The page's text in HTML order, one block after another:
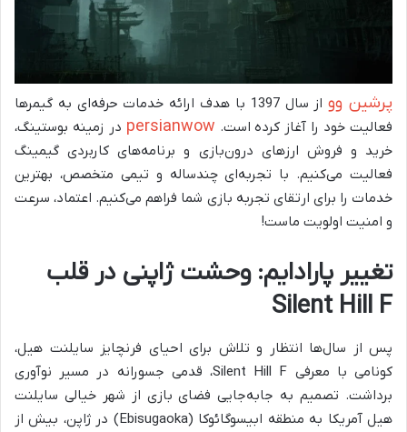
پرشین وو
از سال 1397 با هدف ارائه خدمات حرفه‌ای به گیمرها
فعالیت خود را آغاز کرده است. persianwow در زمینه بوستینگ،
خرید و فروش ارزهای درون‌بازی و برنامه‌های کاربردی گیمینگ
فعالیت می‌کنیم. با تجربه‌ای چندساله و تیمی متخصص، بهترین
خدمات را برای ارتقای تجربه بازی شما فراهم می‌کنیم. اعتماد، سرعت
و امنیت اولویت ماست!
تغییر پارادایم: وحشت ژاپنی در قلب
Silent Hill F
پس از سال‌ها انتظار و تلاش برای احیای فرنچایز سایلنت هیل،
کونامی با معرفی Silent Hill F، قدمی جسورانه در مسیر نوآوری
برداشت. تصمیم به جابه‌جایی فضای بازی از شهر خیالی سایلنت
هیل آمریکا به منطقه ابیسوگائوکا (Ebisugaoka) در ژاپن، بیش از